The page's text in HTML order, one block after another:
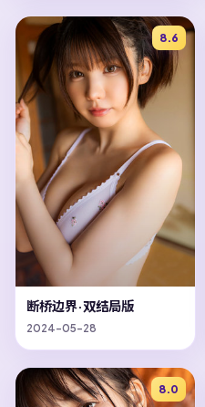
8.6
断桥边界·双结局版
2024-05-28
8.0